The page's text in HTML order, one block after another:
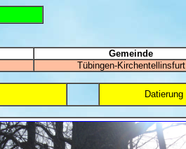
Gemeinde
Tübingen-Kirchentellinsfurt
Datierung